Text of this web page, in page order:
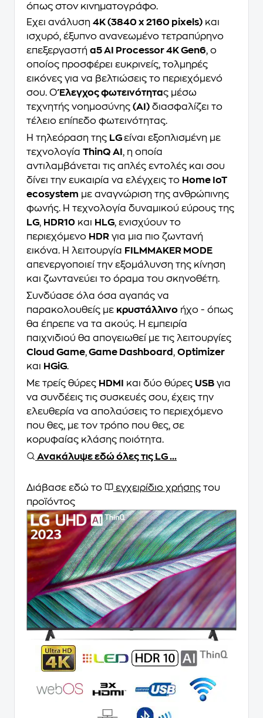
όπως στον κινηματογράφο.
Έχει ανάλυση 4K (3840 x 2160 pixels) και
ισχυρό, έξυπνο ανανεωμένο τετραπύρηνο
επεξεργαστή α5 AI Processor 4K Gen6, ο
οποίος προσφέρει ευκρινείς, τολμηρές
εικόνες για να βελτιώσεις το περιεχόμενό
σου. ΟΈλεγχος φωτεινότητας μέσω
τεχνητής νοημοσύνης (AI) διασφαλίζει το
τέλειο επίπεδο φωτεινότητας.
Η τηλεόραση της LGείναι εξοπλισμένη με
τεχνολογία ThinQ AI , η οποία
αντιλαμβάνεται τις απλές εντολές και σου
δίνει την ευκαιρία να ελέγχεις το Home IoT
ecosystem με αναγνώριση της ανθρώπινης
φωνής. Η τεχνολογία δυναμικού εύρους της
LG, HDR10 και HLG, ενισχύουν το
περιεχόμενο HDR για μια πιο ζωντανή
εικόνα. Η λειτουργία FILMMAKER MODE
απενεργοποιεί την εξομάλυνση της κίνηση
και ζωντανεύει το όραμα του σκηνοθέτη.
Συνδύασε όλα όσα αγαπάς να
παρακολουθείς με κρυστάλλινο ήχο - όπως
θα έπρεπε να τα ακούς. Η εμπειρία
παιχνιδιού θα απογειωθεί με τις λειτουργίες
Cloud Game, Game Dashboard , Optimizer
και HGiG.
Με τρείς θύρες HDMI και δύο θύρες USB για
να συνδέεις τις συσκευές σου, έχεις την
ελευθερία να απολαύσεις το περιεχόμενο
που θες, με τον τρόπο που θες, σε
κορυφαίας κλάσης ποιότητα.
Ανακάλυψε εδώ όλες τις LG ...
Διάβασε εδώ το εγχειρίδιο χρήσης του
προϊόντος